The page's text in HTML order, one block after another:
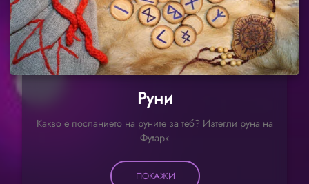
Руни
Какво е посланието на руните за теб? Изтегли руна на
Футарк
ПОКАЖИ